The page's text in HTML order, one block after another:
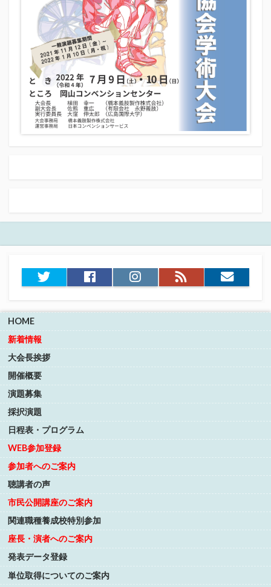
Twitter Instagram
フ
ー
お
問
合
HOME
新着情報
大会長挨拶
開催概要
演題募集
採択演題
日程表・プログラム
WEB参加登録
参加者へのご案内
聴講者の声
市民公開講座のご案内
関連職種養成校特別参加
座長・演者へのご案内
発表データ登録
単位取得についてのご案内